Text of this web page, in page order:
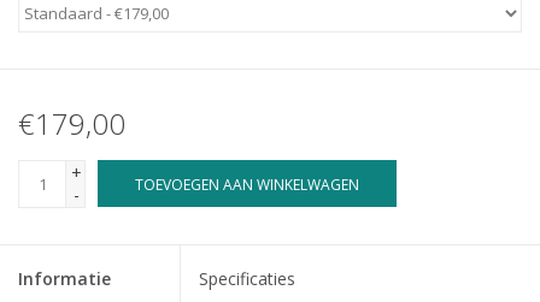
€179,00
+
-
TOEVOEGEN AAN WINKELWAGEN
Informatie Specificaties